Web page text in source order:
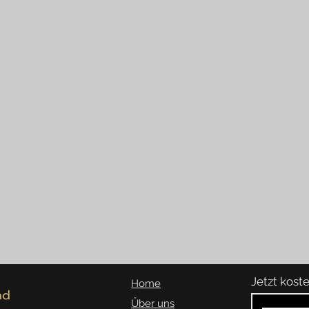
Home
Über uns
Jetzt